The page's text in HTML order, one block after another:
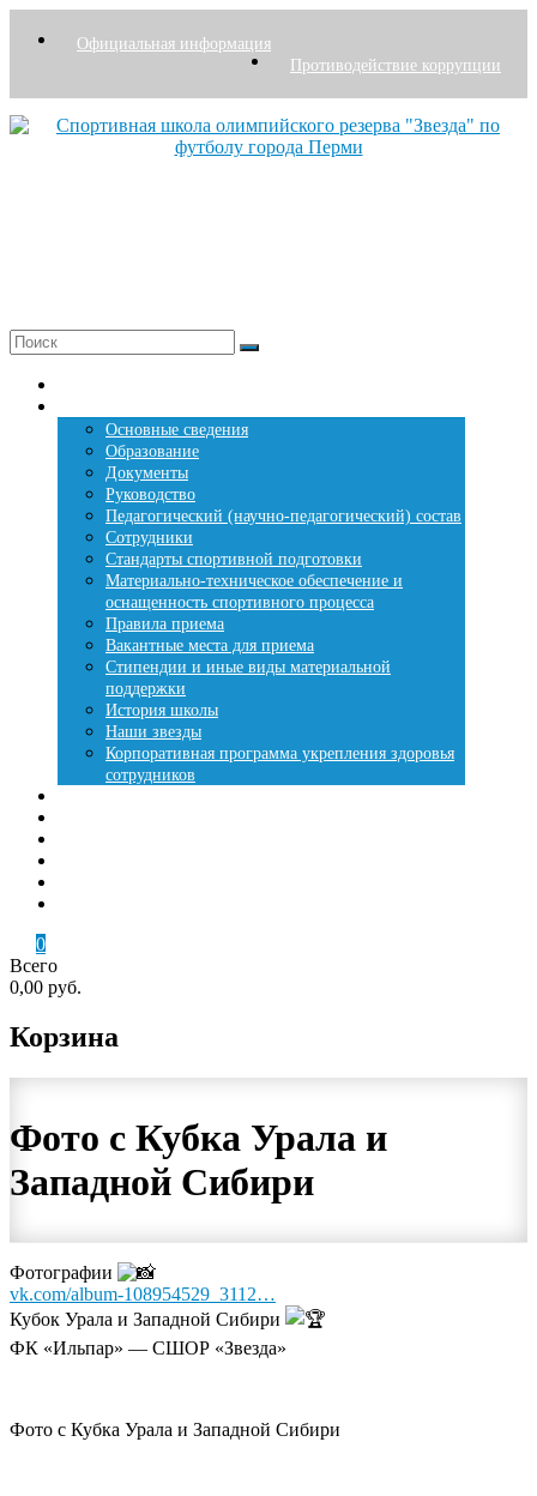
Официальная информация
Противодействие коррупции
Меню
Основные сведения
Образование
Документы
Руководство
Педагогический (научно-педагогический) состав
Сотрудники
Стандарты спортивной подготовки
Материально-техническое обеспечение и
оснащенность спортивного процесса
Правила приема
Вакантные места для приема
Стипендии и иные виды материальной
поддержки
История школы
Наши звезды
Корпоративная программа укрепления здоровья
сотрудников
0
Всего
0,00 руб.
Корзина
Фото с Кубка Урала и
Западной Сибири
Фотографии
vk.com/album-108954529_3112…
Кубок Урала и Западной Сибири
ФК «Ильпар» — СШОР «Звезда»
Фото с Кубка Урала и Западной Сибири